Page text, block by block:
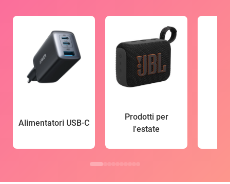
Alimentatori USB-C
Prodotti per
l'estate